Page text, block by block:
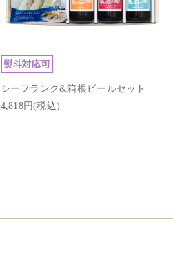
シーフランク&箱根ビールセット
4,818円(税込)